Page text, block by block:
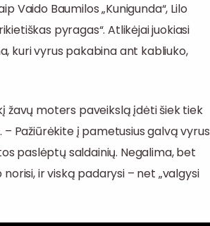
Vaido Baumilos „Kunigunda“, Lilo
pyragas“. Atlikėjai juokiasi
kuri vyrus pakabina ant kabliuko,
žavų moters paveikslą įdėti šiek tiek
Pažiūrėkite į pametusius galvą vyrus
paslėptų saldainių. Negalima, bet
ir viską padarysi – net „valgysi